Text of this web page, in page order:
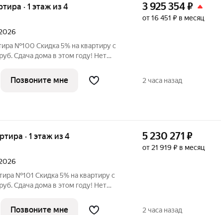
· 1 этаж из 4
№100 Скидка 5% на квартиру с
Нет
районе Перми на
3 925 354₽
от 16 451 ₽ в месяц
Позвоните мне 2 часа назад
· 1 этаж из 4
№101 Скидка 5% на квартиру с
Нет
районе Перми на
5 230 271 ₽
от 21 919 ₽ в месяц
Позвоните мне 2 часа назад